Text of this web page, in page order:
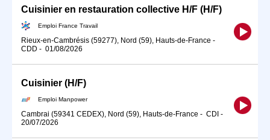
Cuisinier en restauration collective H/F (H/F)
Emploi France Travail
Rieux-en-Cambrésis (59277), Nord (59), Hauts-de-France -
CDD - 01/08/2026
Cuisinier (H/F)
Emploi Manpower
Cambrai (59341 CEDEX), Nord (59), Hauts-de-France - CDI -
20/07/2026